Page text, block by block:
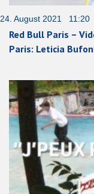
24. August 2021 11:20
Red Bull Paris –
Paris: Leticia